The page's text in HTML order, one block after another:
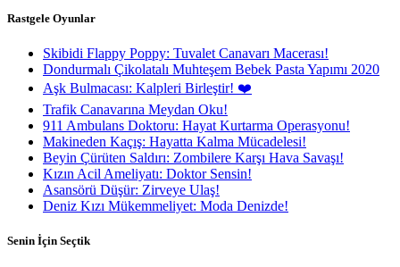
Rastgele Oyunlar
Skibidi Flappy Poppy: Tuvalet Canavarı Macerası!
Dondurmalı Çikolatalı Muhteşem Bebek Pasta Yapımı 2020
Aşk Bulmacası: Kalpleri Birleştir! ❤️
Trafik Canavarına Meydan Oku!
911 Ambulans Doktoru: Hayat Kurtarma Operasyonu!
Makineden Kaçış: Hayatta Kalma Mücadelesi!
Beyin Çürüten Saldırı: Zombilere Karşı Hava Savaşı!
Kızın Acil Ameliyatı: Doktor Sensin!
Asansörü Düşür: Zirveye Ulaş!
Deniz Kızı Mükemmeliyet: Moda Denizde!
Senin İçin Seçtik